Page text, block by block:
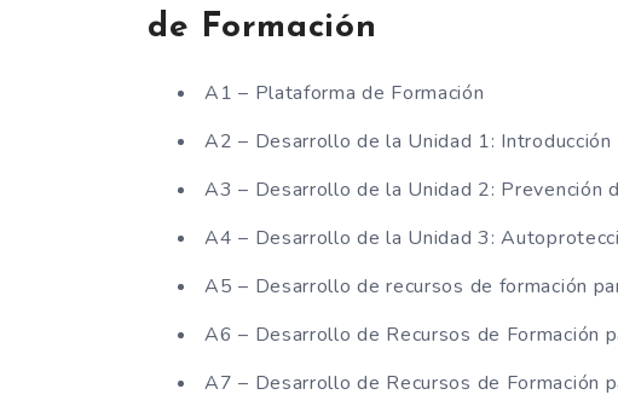
de Formación
A1 – Plataforma de Formación
A2 – Desarrollo de la Unidad 1:
A3 – Desarrollo de la Unidad 2: Prevención
A4 – Desarrollo de la Unidad 3:
A5 – Desarrollo de recursos de formación
A6 – Desarrollo de Recursos de Formación
A7 – Desarrollo de Recursos de Formación